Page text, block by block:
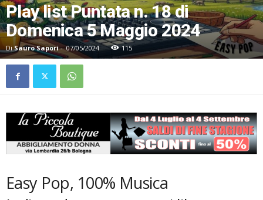
Play list Puntata n. 18 di
Domenica 5 Maggio 2024
Di Sauro Sapori- 07/05/2024 115
Easy Pop, 100% Musica